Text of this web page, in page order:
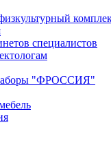
специалистов
"ФРОССИЯ"